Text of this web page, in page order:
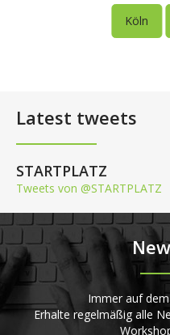
Köln
Latest tweets
STARTPLATZ
Tweets von @STARTPLATZ
Immer auf
Erhalte regelmäßig alle